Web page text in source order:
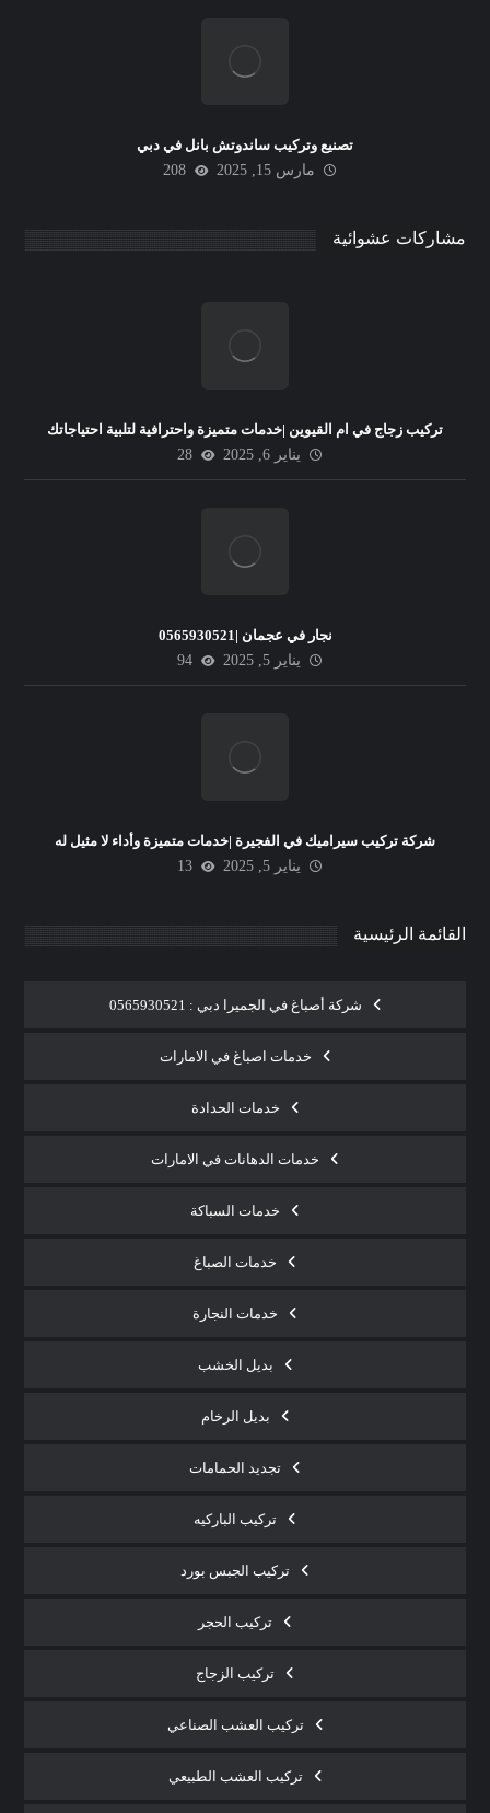
تصنيع وتركيب ساندوتش بانل في دبي
مارس 15, 2025
208
مشاركات عشوائية
تركيب زجاج في ام القيوين |خدمات متميزة واحترافية لتلبية احتياجاتك
يناير 6, 2025
28
نجار في عجمان |0565930521
يناير 5, 2025
94
شركة تركيب سيراميك في الفجيرة |خدمات متميزة وأداء لا مثيل له
يناير 5, 2025
13
القائمة الرئيسية
شركة أصباغ في الجميرا دبي : 0565930521
خدمات اصباغ في الامارات
خدمات الحدادة
خدمات الدهانات في الامارات
خدمات السباكة
خدمات الصباغ
خدمات النجارة
بديل الخشب
بديل الرخام
تجديد الحمامات
تركيب الباركيه
تركيب الجبس بورد
تركيب الحجر
تركيب الزجاج
تركيب العشب الصناعي
تركيب العشب الطبيعي